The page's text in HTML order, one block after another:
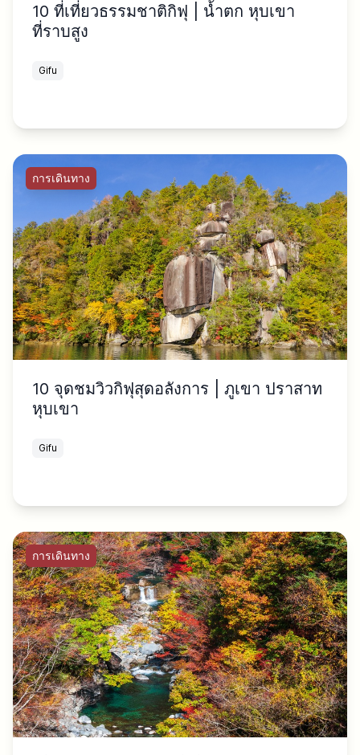
10 ที่เที่ยวธรรมชาติกิฟุ | น้ำตก หุบเขา
ที่ราบสูง
Gifu
การเดินทาง
10 จุดชมวิวกิฟุสุดอลังการ | ภูเขา ปราสาท
หุบเขา
Gifu
การเดินทาง